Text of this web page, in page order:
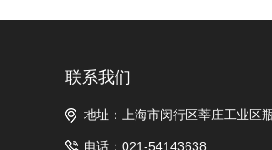
联系我们
地址：上海市闵行区莘庄工业区
电话：021-54143638